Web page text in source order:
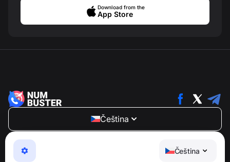
Čeština
Download from the
App Store
Čeština
NumBuster © 2013—2026 ·
Snadno použitelná aplikace, která vás chrání před
telefonními podvody, spamem a nevyžádanými